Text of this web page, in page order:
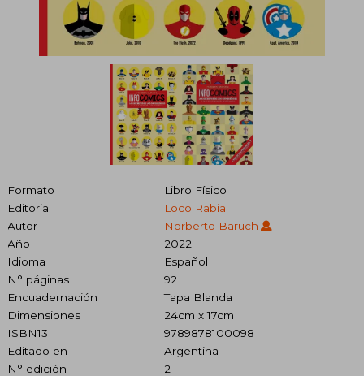
Formato
Libro Físico
Editorial
Loco Rabia
Autor
Norberto Baruch
Año
2022
Idioma
Español
N° páginas
92
Encuadernación
Tapa Blanda
Dimensiones
24cm x 17cm
ISBN13
9789878100098
Editado en
Argentina
N° edición
2